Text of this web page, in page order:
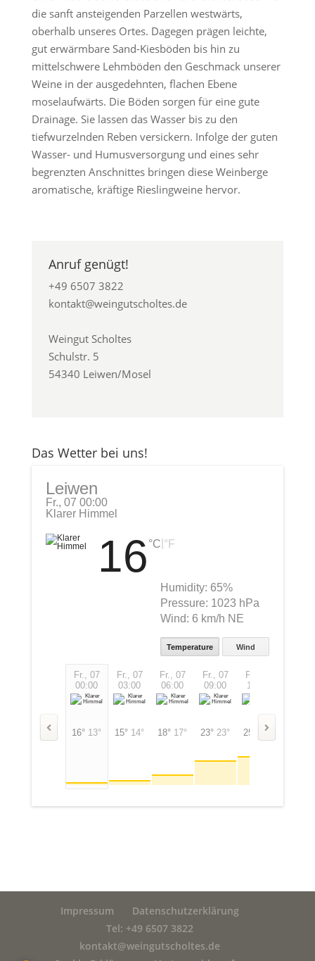
Anruf genügt!
+49 6507 3822
kontakt@weingutscholtes.de
Weingut Scholtes
Schulstr. 5
54340 Leiwen/Mosel
Das Wetter bei uns!
Leiwen
Fr., 07 00:00
Klarer Himmel
16 °C °F
Humidity: 65%
Pressure: 1023 hPa
Wind: 6 km/h NE
Temperature Wind
Fr., 07
00:00
16° 13°
Fr., 07
03:00
15° 14°
Fr., 07
06:00
18° 17°
Fr., 07
09:00
23° 23°
Fr., 07
12:00
25° 25°
die sanft ansteigenden Parzellen westwärts,
oberhalb unseres Ortes. Dagegen prägen leichte,
gut erwärmbare Sand-Kiesböden bis hin zu
mittelschwere Lehmböden den Geschmack unserer
Weine in der ausgedehnten, flachen Ebene
moselaufwärts. Die Böden sorgen für eine gute
Drainage. Sie lassen das Wasser bis zu den
tiefwurzelnden Reben versickern. Infolge der guten
Wasser- und Humusversorgung und eines sehr
begrenzten Anschnittes bringen diese Weinberge
aromatische, kräftige Rieslingweine hervor.
Impressum
Datenschutzerklärung
Tel: +49 6507 3822
kontakt@weingutscholtes.de